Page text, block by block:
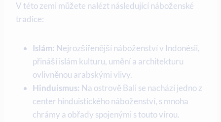
V této zemi můžete nalézt následující náboženské
tradice:
Islám: Nejrozšířenější náboženství v Indonésii,
přináší islám kulturu, umění a architekturu
ovlivněnou arabskými vlivy.
Hinduismus: Na ostrově Bali se nachází jedno z
center hinduistického náboženství, s mnoha
chrámy a obřady spojenými s touto vírou.